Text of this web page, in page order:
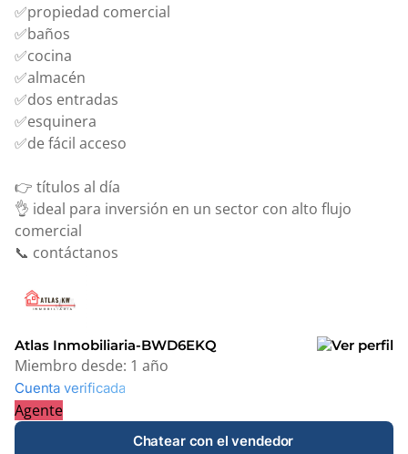
✅propiedad comercial
✅baños
✅cocina
✅almacén
✅dos entradas
✅esquinera
✅de fácil acceso
👉 títulos al día
👌 ideal para inversión en un sector con alto flujo
comercial
📞 contáctanos
Atlas Inmobiliaria-BWD6EKQ
Miembro desde: 1 año
Cuenta verificada
Agente
Chatear con el vendedor